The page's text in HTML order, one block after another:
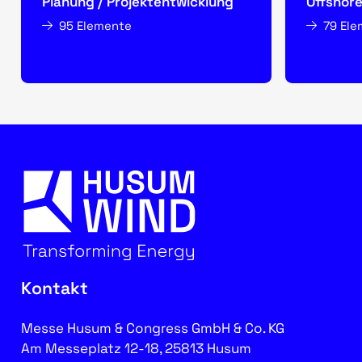
95 Elemente 79
Kontakt
Messe Husum & Congress GmbH & Co. KG
Am Messeplatz 12-18, 25813 Husum